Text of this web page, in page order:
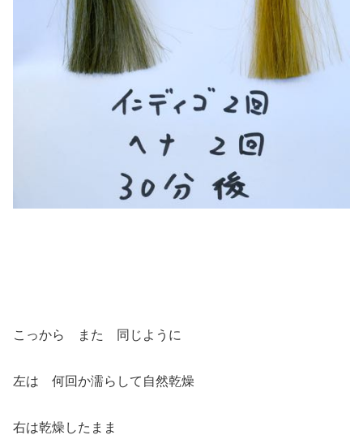
こっから また 同じように
左は 何回か濡らして自然乾燥
右は乾燥したまま